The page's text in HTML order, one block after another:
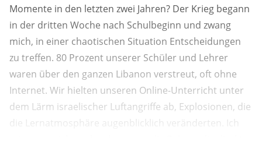
Momente in den letzten zwei Jahren? Der Krieg begann
in der dritten Woche nach Schulbeginn und zwang
mich, in einer chaotischen Situation Entscheidungen
zu treffen. 80 Prozent unserer Schüler und Lehrer
waren über den ganzen Libanon verstreut, oft ohne
Internet. Wir hielten unseren Online-Unterricht unter
dem Lärm israelischer Luftangriffe ab, Explosionen, die